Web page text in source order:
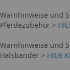
Warnhinweise und
Pferdezubehör >
Warnhinweise und
Halsbänder > HIER